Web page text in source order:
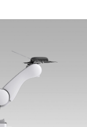
をつくる仕事